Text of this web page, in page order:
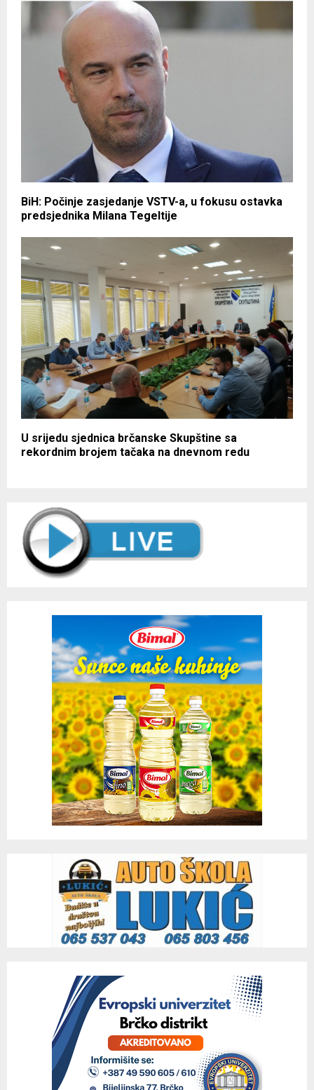
BiH: Počinje zasjedanje VSTV-a, u fokusu ostavka
predsjednika Milana Tegeltije
U srijedu sjednica brčanske Skupštine sa
rekordnim brojem tačaka na dnevnom redu